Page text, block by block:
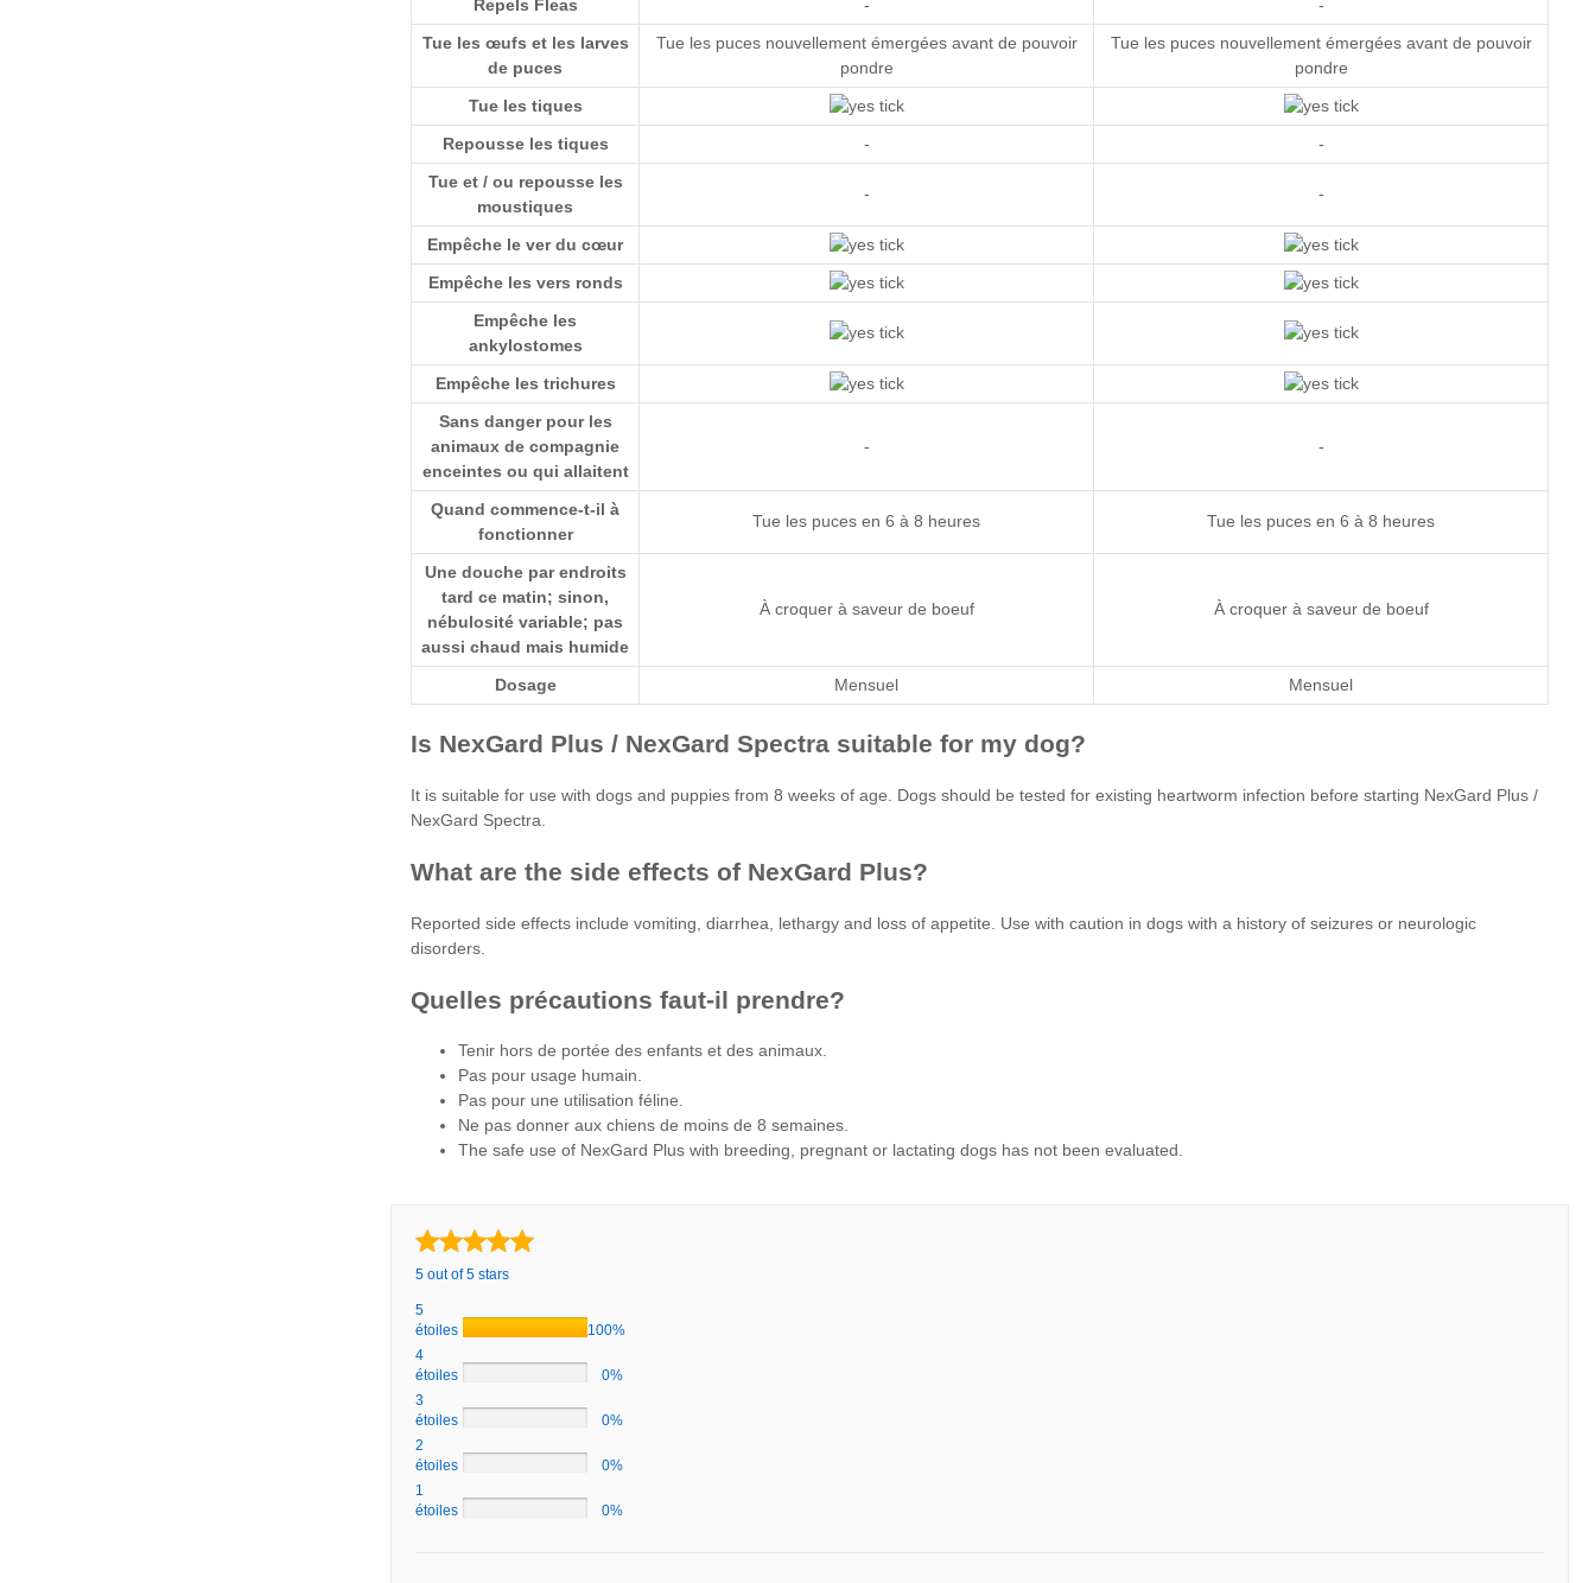
Repels Fleas
-
-
Tue les œufs et les larves
de puces
Tue les puces nouvellement émergées avant de pouvoir
pondre
Tue les puces nouvellement émergées avant de pouvoir
pondre
Tue les tiques
Repousse les tiques
-
-
Tue et / ou repousse les
moustiques
- -
Empêche le ver du cœur
Empêche les vers ronds
Empêche les
ankylostomes
Empêche les trichures
Sans danger pour les
animaux de compagnie
enceintes ou qui allaitent
- -
Quand commence-t-il à
fonctionner
Tue les puces en 6 à 8 heures Tue les puces en 6 à 8 heures
Une douche par endroits
tard ce matin; sinon,
nébulosité variable; pas
aussi chaud mais humide
À croquer à saveur de boeuf À croquer à saveur de boeuf
Dosage Mensuel Mensuel
Is NexGard Plus / NexGard Spectra suitable for my dog?
It is suitable for use with dogs and puppies from 8 weeks of age. Dogs should be tested for existing heartworm infection before starting NexGard Plus /
NexGard Spectra.
What are the side effects of NexGard Plus?
Reported side effects include vomiting, diarrhea, lethargy and loss of appetite. Use with caution in dogs with a history of seizures or neurologic
disorders.
Quelles précautions faut-il prendre?
Tenir hors de portée des enfants et des animaux.
Pas pour usage humain.
Pas pour une utilisation féline.
Ne pas donner aux chiens de moins de 8 semaines.
The safe use of NexGard Plus with breeding, pregnant or lactating dogs has not been evaluated.
5 out of 5 stars
5
étoiles
100%
4
étoiles
0%
3
étoiles
0%
2
étoiles
0%
1
étoiles
0%